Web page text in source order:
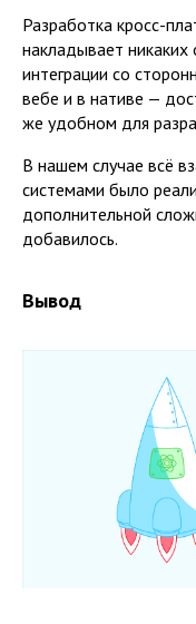
Разработка кросс-
накладывает
интеграции со
вебе и в нативе —
же удобном для
В нашем случае всё
системами было
дополнительной
добавилось.
Вывод